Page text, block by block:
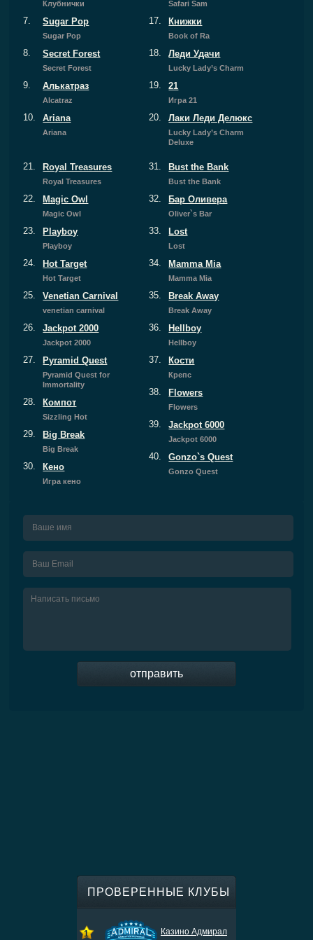
Клубнички
7. Sugar Pop
Sugar Pop
8. Secret Forest
Secret Forest
9. Алькатраз
Alcatraz
10. Ariana
Ariana
Safari Sam
17. Книжки
Book of Ra
18. Леди Удачи
Lucky Lady’s Charm
19. 21
Игра 21
20. Лаки Леди Делюкс
Lucky Lady’s Charm
Deluxe
21. Royal Treasures
Royal Treasures
22. Magic Owl
Magic Owl
23. Playboy
Playboy
24. Hot Target
Hot Target
25. Venetian Carnival
venetian carnival
26. Jackpot 2000
Jackpot 2000
27. Pyramid Quest
Pyramid Quest for
Immortality
28. Компот
Sizzling Hot
29. Big Break
Big Break
30. Кено
Игра кено
31. Bust the Bank
Bust the Bank
32. Бар Оливера
Oliver`s Bar
33. Lost
Lost
34. Mamma Mia
Mamma Mia
35. Break Away
Break Away
36. Hellboy
Hellboy
37. Кости
Крепс
38. Flowers
Flowers
39. Jackpot 6000
Jackpot 6000
40. Gonzo`s Quest
Gonzo Quest
отправить
ПРОВЕРЕННЫЕ КЛУБЫ
1 Казино Адмирал